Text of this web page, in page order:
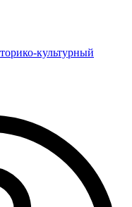
культурный